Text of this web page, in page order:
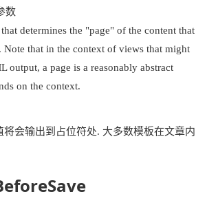
数
determines the "page" of the content that
Note that in the context of views that might
output, a page is a reasonably abstract
on the context.
将会输出到占位符处. 大多数模板在文章内